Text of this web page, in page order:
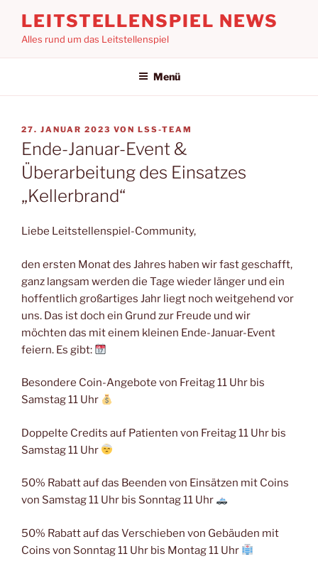
Inhalt
springen
LEITSTELLENSPIEL NEWS
Alles rund um das Leitstellenspiel
Menü
VERÖFFENTLICHT
AM
27. JANUAR 2023 VON LSS-TEAM
Ende-Januar-Event &
Überarbeitung des Einsatzes
„Kellerbrand“
Liebe Leitstellenspiel-Community,
den ersten Monat des Jahres haben wir fast geschafft,
ganz langsam werden die Tage wieder länger und ein
hoffentlich großartiges Jahr liegt noch weitgehend vor
uns. Das ist doch ein Grund zur Freude und wir
möchten das mit einem kleinen Ende-Januar-Event
feiern. Es gibt:
Besondere Coin-Angebote von Freitag 11 Uhr bis
Samstag 11 Uhr
Doppelte Credits auf Patienten von Freitag 11 Uhr bis
Samstag 11 Uhr
50% Rabatt auf das Beenden von Einsätzen mit Coins
von Samstag 11 Uhr bis Sonntag 11 Uhr
50% Rabatt auf das Verschieben von Gebäuden mit
Coins von Sonntag 11 Uhr bis Montag 11 Uhr